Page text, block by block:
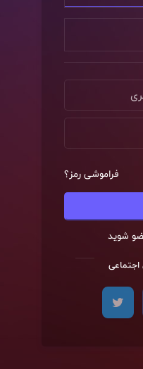
فراموشی رمز؟
شوید